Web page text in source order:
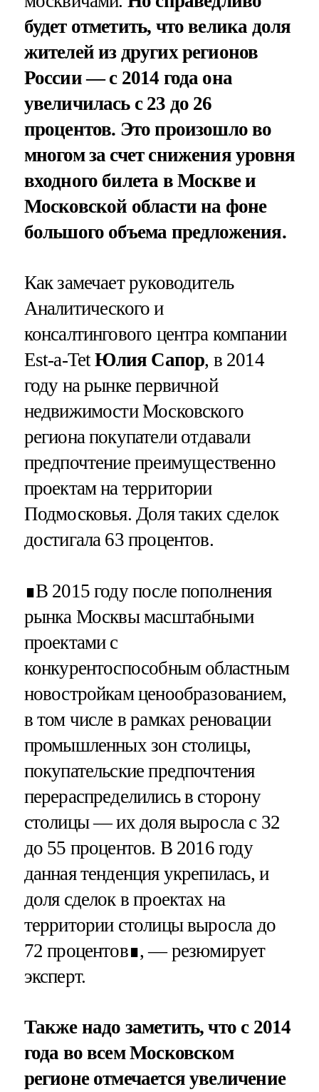
будет отметить, что велика доля
жителей из других регионов
России — с 2014 года она
увеличилась с 23 до 26
процентов. Это произошло во
многом за счет снижения уровня
входного билета в Москве и
Московской области на фоне
большого объема предложения.
Как замечает руководитель
Аналитического и
консалтингового центра компании
Est-a-TetЮлия Сапор, в 2014
году на рынке первичной
недвижимости Московского
региона покупатели отдавали
предпочтение преимущественно
проектам на территории
Подмосковья. Доля таких сделок
достигала 63 процентов.
∎В 2015 году после пополнения
рынка Москвы масштабными
проектами с
конкурентоспособным областным
новостройкам ценообразованием,
в том числе в рамках реновации
промышленных зон столицы,
покупательские предпочтения
перераспределились в сторону
столицы — их доля выросла с 32
до 55 процентов. В 2016 году
данная тенденция укрепилась, и
доля сделок в проектах на
территории столицы выросла до
72 процентов∎, — резюмирует
эксперт.
Также надо заметить, что с 2014
года во всем Московском
регионе отмечается увеличение